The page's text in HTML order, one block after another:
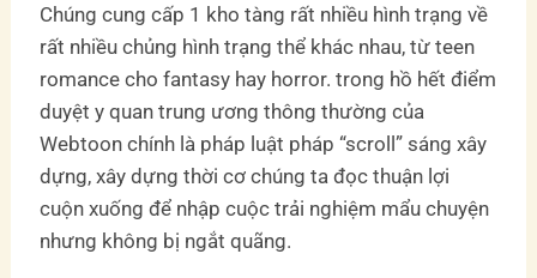
Chúng cung cấp 1 kho tàng rất nhiều hình trạng về
rất nhiều chủng hình trạng thể khác nhau, từ teen
romance cho fantasy hay horror. trong hồ hết điểm
duyệt y quan trung ương thông thường của
Webtoon chính là pháp luật pháp “scroll” sáng xây
dựng, xây dựng thời cơ chúng ta đọc thuận lợi
cuộn xuống để nhập cuộc trải nghiệm mẩu chuyện
nhưng không bị ngắt quãng.